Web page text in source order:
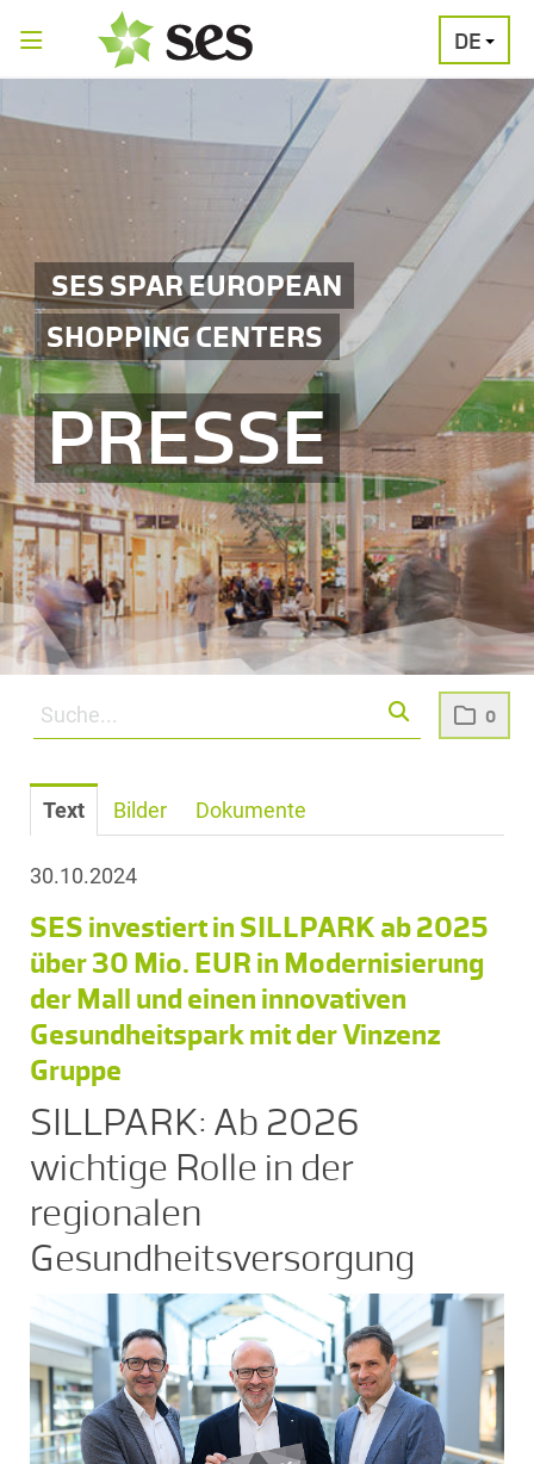
0
DE
SES SPAR EUROPEAN
SHOPPING CENTERS
PRESSE
PRESSEAUSSENDUNGEN
Text Bilder Dokumente
30.10.2024
SES investiert in SILLPARK ab 2025
über 30 Mio. EUR in Modernisierung
der Mall und einen innovativen
Gesundheitspark mit der Vinzenz
Gruppe
SILLPARK: Ab 2026
wichtige Rolle in der
regionalen
Gesundheitsversorgung